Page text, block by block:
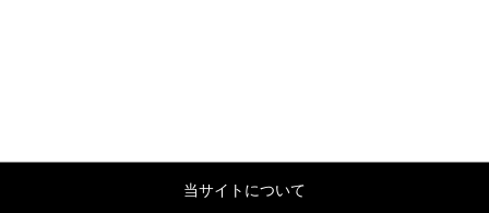
当サイトについて